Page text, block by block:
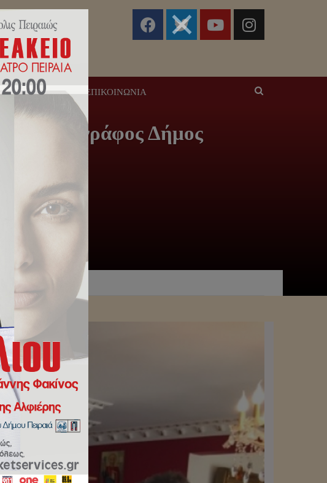
ΕΚΔΗΛΏΣΕΙΣ ΕΠΙΚΟΙΝΩΝΊΑ
Δημοσιογράφος Δήμος
Σεβ. Μητρ.Πειραιώς